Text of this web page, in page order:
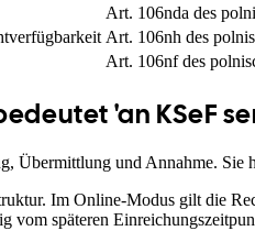
Art. 106nda des
Art. 106nh des
Art. 106nf des
'an KSeF
und Annahme. Sie
Im Online-Modus gilt die
vom späteren